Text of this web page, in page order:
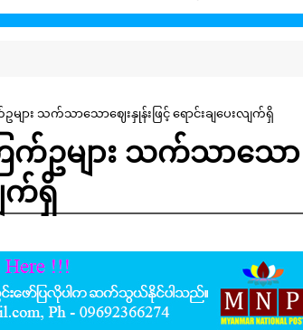
ျား သက်သာသောဈေးနှုန်းဖြင့် ရောင်းချပေးလျက်ရှိ
က်ဥများ သက်သာသော
က်ရှိ